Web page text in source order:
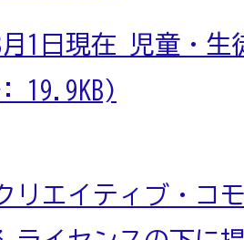
月1日現在 児童・
19.9KB)
リエイティブ・コ